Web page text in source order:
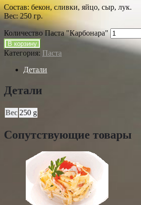
Состав: бекон, сливки, яйцо, сыр, лук.
Вес: 250 гр.
Количество Паста "Карбонара"
В корзину
Категория: Паста
Детали
Детали
Вес 250 g
Сопутствующие товары